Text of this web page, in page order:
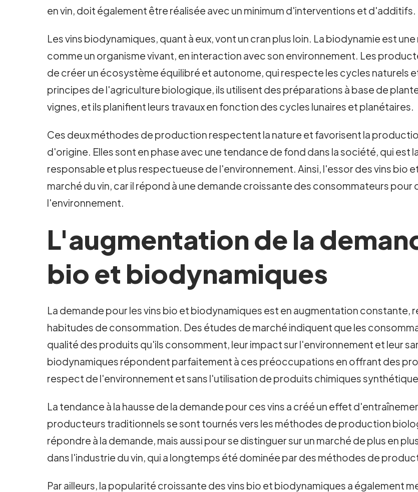
en vin, doit également être réalisée avec un minimum d'interventions et d'additifs.
Les vins biodynamiques, quant à eux, vont un cran plus loin. La biodynamie est
comme un organisme vivant, en interaction avec son environnement. Les
de créer un écosystème équilibré et autonome, qui respecte les cycles naturels
principes de l'agriculture biologique, ils utilisent des préparations à base de
vignes, et ils planifient leurs travaux en fonction des cycles lunaires et planétaires.
Ces deux méthodes de production respectent la nature et favorisent la
d'origine. Elles sont en phase avec une tendance de fond dans la société, qui
responsable et plus respectueuse de l'environnement. Ainsi, l'essor des vins bio
marché du vin, car il répond à une demande croissante des consommateurs
l'environnement.
L'augmentation de la
bio et biodynamiques
La demande pour les vins bio et biodynamiques est en augmentation constante,
habitudes de consommation. Des études de marché indiquent que les
qualité des produits qu'ils consomment, leur impact sur l'environnement et leur
biodynamiques répondent parfaitement à ces préoccupations en offrant des
respect de l'environnement et sans l'utilisation de produits chimiques
La tendance à la hausse de la demande pour ces vins a créé un effet
producteurs traditionnels se sont tournés vers les méthodes de production
répondre à la demande, mais aussi pour se distinguer sur un marché de plus en
dans l'industrie du vin, qui a longtemps été dominée par des méthodes de
Par ailleurs, la popularité croissante des vins bio et biodynamiques a également